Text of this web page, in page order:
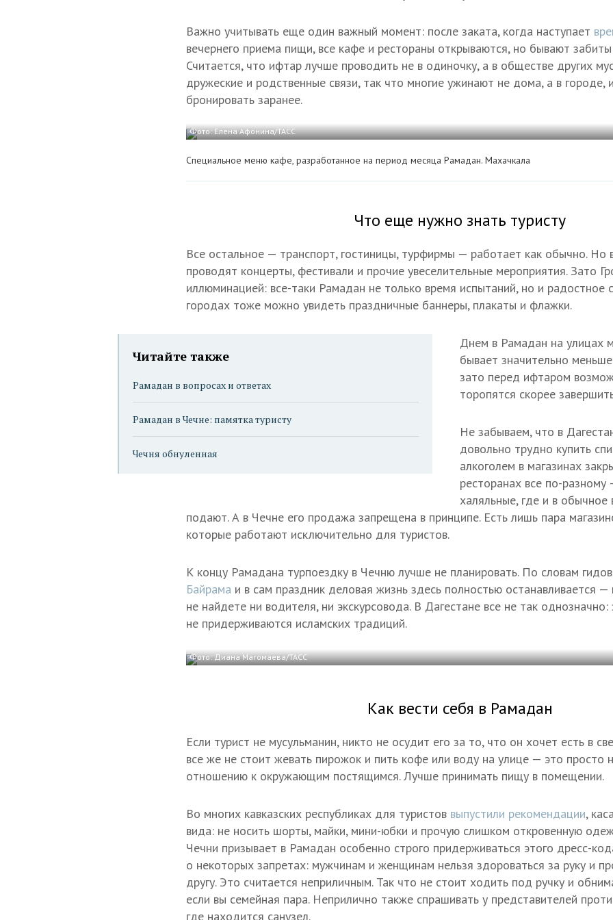
Важно учитывать еще один важный момент: после заката, когда наступает
вечернего приема пищи, все кафе и рестораны открываются, но бывают забиты
Считается, что ифтар лучше проводить не в одиночку, а в обществе других
дружеские и родственные связи, так что многие ужинают не дома, а в городе,
бронировать заранее.
Фото: Елена Афонина/ТАСС
Специальное меню кафе, разработанное на период месяца Рамадан. Махачкала
Что еще нужно знать туристу
Все остальное — транспорт, гостиницы, турфирмы — работает как обычно. Но
проводят концерты, фестивали и прочие увеселительные мероприятия. Зато
иллюминацией: все-таки Рамадан не только время испытаний, но и радостное
городах тоже можно увидеть праздничные баннеры, плакаты и флажки.
Читайте также
Рамадан в вопросах и ответах
Рамадан в Чечне: памятка туристу
Чечня обнуленная
Днем в Рамадан на улицах
бывает значительно
зато перед ифтаром
торопятся скорее
Не забываем, что в
довольно трудно купить
алкоголем в магазинах
ресторанах все по-разному
халяльные, где и в обычное
подают. А в Чечне его продажа запрещена в принципе. Есть лишь пара
которые работают исключительно для туристов.
К концу Рамадана турпоездку в Чечню лучше не планировать. По словам
Байрама и в сам праздник деловая жизнь здесь полностью останавливается
не найдете ни водителя, ни экскурсовода. В Дагестане все не так
не придерживаются исламских традиций.
Фото: Диана Магомаева/ТАСС
Как вести себя в Рамадан
Если турист не мусульманин, никто не осудит его за то, что он хочет есть в
все же не стоит жевать пирожок и пить кофе или воду на улице — это просто
отношению к окружающим постящимся. Лучше принимать пищу в помещении.
Во многих кавказских республиках для туристов выпустили рекомендации,
вида: не носить шорты, майки, мини-юбки и прочую слишком откровенную
Чечни призывает в Рамадан особенно строго придерживаться этого дресс-
о некоторых запретах: мужчинам и женщинам нельзя здороваться за руку и
другу. Это считается неприличным. Так что не стоит ходить под ручку и
если вы семейная пара. Неприлично также спрашивать у представителей
где находится санузел.